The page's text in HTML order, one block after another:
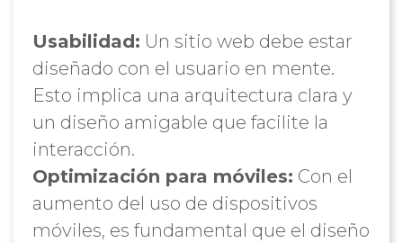
Usabilidad: Un sitio web debe estar
diseñado con el usuario en mente.
Esto implica una arquitectura clara y
un diseño amigable que facilite la
interacción.
Optimización para móviles: Con el
aumento del uso de dispositivos
móviles, es fundamental que el diseño